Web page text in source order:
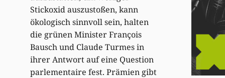
Stickoxid auszustoßen, kann
ökologisch sinnvoll sein, halten
die grünen Minister François
Bausch und Claude Turmes in
ihrer Antwort auf eine Question
parlementaire fest. Prämien gibt